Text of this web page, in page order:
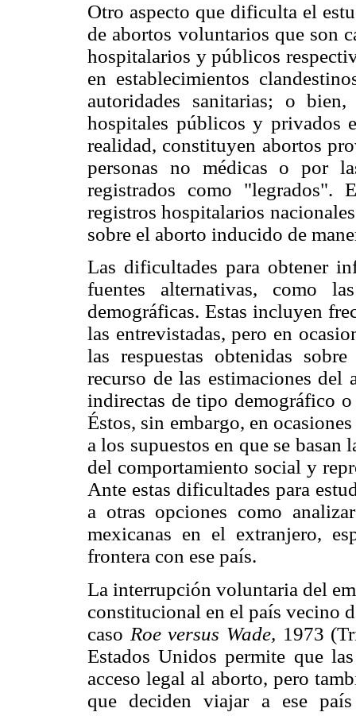
Otro aspecto que dificulta el
de abortos voluntarios que son
hospitalarios y públicos
en establecimientos
autoridades sanitarias; o
hospitales públicos y privados
realidad, constituyen abortos
personas no médicas o por
registrados como "legrados".
registros hospitalarios
sobre el aborto inducido de
Las dificultades para obtener
fuentes alternativas, como
demográficas. Estas incluyen
las entrevistadas, pero en
las respuestas obtenidas
recurso de las estimaciones
indirectas de tipo demográfico
Éstos, sin embargo, en
a los supuestos en que se basan
del comportamiento social y
Ante estas dificultades para
a otras opciones como
mexicanas en el extranjero,
frontera con ese país.
La interrupción voluntaria del
constitucional en el país vecino
caso Roe versus Wade, 1973
Estados Unidos permite que
acceso legal al aborto, pero
que deciden viajar a ese